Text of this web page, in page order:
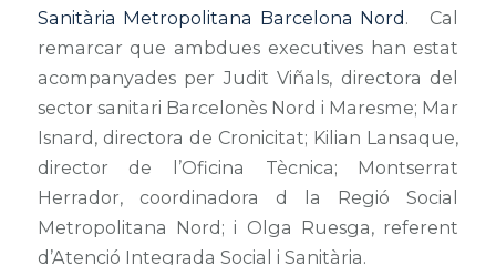
Sanitària Metropolitana Barcelona Nord. Cal
remarcar que ambdues executives han estat
acompanyades per Judit Viñals, directora del
sector sanitari Barcelonès Nord i Maresme; Mar
Isnard, directora de Cronicitat; Kilian Lansaque,
director de l’Oficina Tècnica; Montserrat
Herrador, coordinadora d la Regió Social
Metropolitana Nord; i Olga Ruesga, referent
d’Atenció Integrada Social i Sanitària.